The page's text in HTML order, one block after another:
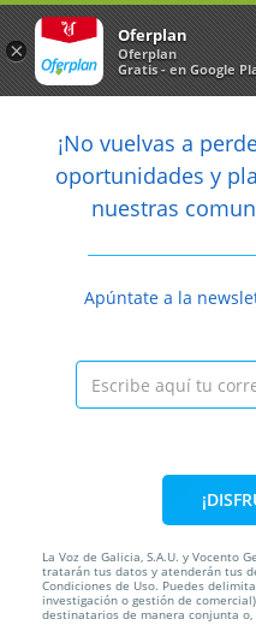

Anterior
64%
Anillo Candy con
Envío a domicilio
arrow_back
¡No vuelvas a
oportunidades y
nuestras
Apúntate a la
La Voz de Galicia, S.A.U. y Vocento
tratarán tus datos y atenderán tus
Condiciones de Uso. Puedes
investigación o gestión de
destinatarios de manera conjunta o,
×
Oferplan
Oferplan
Gratis - en Google